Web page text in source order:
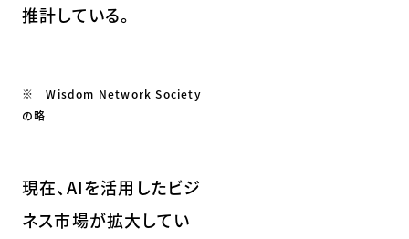
推計している。
※ Wisdom Network Society
の略
現在、AIを活用したビジ
ネス市場が拡大してい